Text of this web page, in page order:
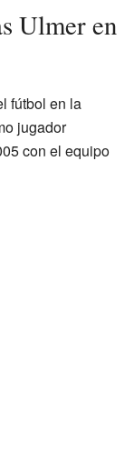
Ulmer en
fútbol en la
jugador
con el equipo